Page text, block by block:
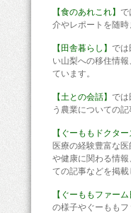
【食のあれこれ】 で
介やレポートを随時
【田舎暮らし】 では
い山梨への移住情
ています。
【土との会話】 では
う農業についての記
【ぐーももドクター
医療の経験豊富な
や健康に関わる情
ての記事などを掲載
【ぐーももファーム
の様子やぐーもも